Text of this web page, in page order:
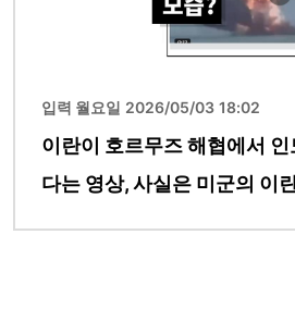
입력 월요일 2026/05/03 18:02
이란이 호르무즈 해협에서
다는 영상, 사실은 미군의 이